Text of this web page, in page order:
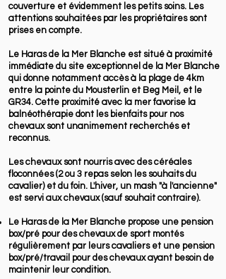
couverture et évidemment les petits soins. Les
attentions souhaitées par les propriétaires sont
prises en compte.
Le Haras de la Mer Blanche est situé à proximité
immédiate du site exceptionnel de la Mer Blanche
qui donne notamment accès à la plage de 4km
entre la pointe du Mousterlin et Beg Meil, et le
GR34. Cette proximité avec la mer favorise la
balnéothérapie dont les bienfaits pour nos
chevaux sont unanimement recherchés et
reconnus.
Les chevaux sont nourris avec des céréales
floconnées (2 ou 3 repas selon les souhaits du
cavalier) et du foin. L'hiver, un mash "à l'ancienne"
est servi aux chevaux (sauf souhait contraire).
Le Haras de la Mer Blanche propose une pension
box/pré pour des chevaux de sport montés
régulièrement par leurs cavaliers et une pension
box/pré/travail pour des chevaux ayant besoin de
maintenir leur condition.